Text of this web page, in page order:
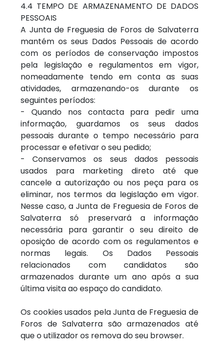
4.4 TEMPO DE ARMAZENAMENTO DE DADOS
PESSOAIS
A Junta de Freguesia de Foros de Salvaterra
mantém os seus Dados Pessoais de acordo
com os períodos de conservação impostos
pela legislação e regulamentos em vigor,
nomeadamente tendo em conta as suas
atividades, armazenando-os durante os
seguintes períodos:
- Quando nos contacta para pedir uma
informação, guardamos os seus dados
pessoais durante o tempo necessário para
processar e efetivar o seu pedido;
- Conservamos os seus dados pessoais
usados para marketing direto até que
cancele a autorização ou nos peça para os
eliminar, nos termos da legislação em vigor.
Nesse caso, a Junta de Freguesia de Foros de
Salvaterra só preservará a informação
necessária para garantir o seu direito de
oposição de acordo com os regulamentos e
normas legais. Os Dados Pessoais
relacionados com candidatos são
armazenados durante um ano após a sua
última visita ao espaço do candidato.
Os cookies usados pela Junta de Freguesia de
Foros de Salvaterra são armazenados até
que o utilizador os remova do seu browser.